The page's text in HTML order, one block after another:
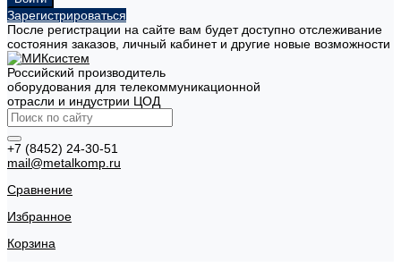
Зарегистрироваться
После регистрации на сайте вам будет доступно отслеживание
состояния заказов, личный кабинет и другие новые возможности
Российский производитель
оборудования для телекоммуникационной
отрасли и индустрии ЦОД
+7 (8452) 24-30-51
mail@metalkomp.ru
Сравнение
Избранное
Корзина